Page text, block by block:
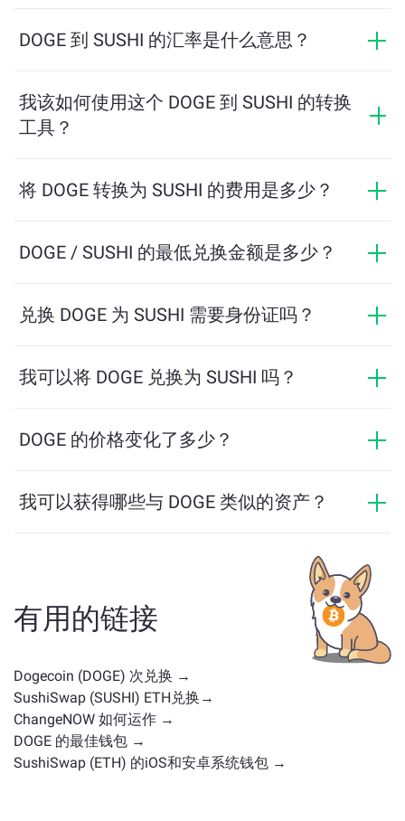
DOGE 到 SUSHI 的汇率是什么意思？
据市场行情、供需关系和流动性等因素实时波动。
我该如何使用这个 DOGE 到 SUSHI 的转换
工具？
计可获得的 SUSHI 数量。然后按照提示步骤完成交易即
将 DOGE 转换为 SUSHI 的费用是多少？
ChangeNOW 提供具有竞争力的费率，没有隐藏费用，
DOGE / SUSHI 的最低兑换金额是多少？
保顺利交易所需的最低金额。但在大多数情况下，最低
兑换 DOGE 为 SUSHI 需要身份证吗？
匿名。然而，如果您登录ChangeNOW Pro并完成验证，
我可以将 DOGE 兑换为 SUSHI 吗？
DOGE，反之亦然。此外，ChangeNOW 还支持多链桥功
DOGE 的价格变化了多少？
我可以获得哪些与 DOGE 类似的资产？
实用代币、治理币或其他类型。常见的替代方案包括具
有类似用途或市场定位的其他加密货币。请查看主交换
页面上所有可供兑换的资产。
有用的链接
Dogecoin (DOGE) 次兑换 →
SushiSwap (SUSHI) ETH兑换→
ChangeNOW 如何运作 →
DOGE 的最佳钱包 →
SushiSwap (ETH) 的iOS和安卓系统钱包 →